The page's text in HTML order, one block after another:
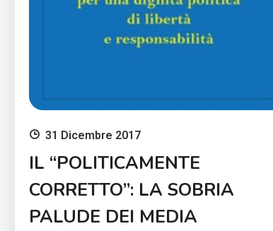
31 Dicembre 2017
IL “POLITICAMENTE
CORRETTO”: LA SOBRIA
PALUDE DEI MEDIA